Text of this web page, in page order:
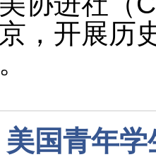
，开展历
美国青年